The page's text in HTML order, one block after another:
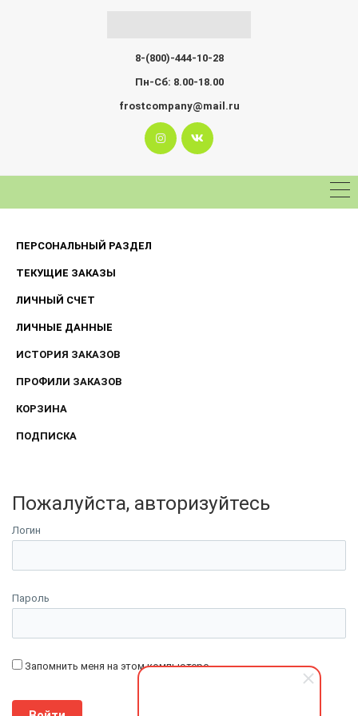
8-(800)-444-10-28
Пн-Сб: 8.00-18.00
frostcompany@mail.ru
ПЕРСОНАЛЬНЫЙ РАЗДЕЛ
ТЕКУЩИЕ ЗАКАЗЫ
ЛИЧНЫЙ СЧЕТ
ЛИЧНЫЕ ДАННЫЕ
ИСТОРИЯ ЗАКАЗОВ
ПРОФИЛИ ЗАКАЗОВ
КОРЗИНА
ПОДПИСКА
Пожалуйста, авторизуйтесь
Логин
Пароль
Запомнить меня на этом компьютере